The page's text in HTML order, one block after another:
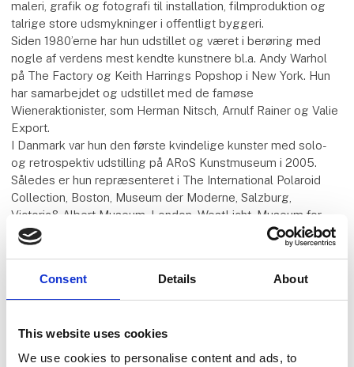
Consent Details About
This website uses cookies
We use cookies to personalise content and ads, to
maleri, grafik og fotografi til installation, filmproduktion og
talrige store udsmykninger i offentligt byggeri.
Siden 1980’erne har hun udstillet og været i berøring med
nogle af verdens mest kendte kunstnere bl.a. Andy Warhol
på The Factory og Keith Harrings Popshop i New York. Hun
har samarbejdet og udstillet med de famøse
Wieneraktionister, som Herman Nitsch, Arnulf Rainer og Valie
Export.
I Danmark var hun den første kvindelige kunster med solo-
og retrospektiv udstilling på ARoS Kunstmuseum i 2005.
Således er hun repræsenteret i The International Polaroid
Collection, Boston, Museum der Moderne, Salzburg,
Victoria& Albert Museum, London, WestLicht, Museum for
Photography, Wien og herhjemme på Brandts, ARoS og
Randers Kunstmuseum og senest i 2024 Kunstmuseet
Mød os på stand 102 og vi glæder os til at se jer i Herning.
De bedste hilsner